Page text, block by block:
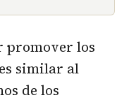
promover los
similar al
de los